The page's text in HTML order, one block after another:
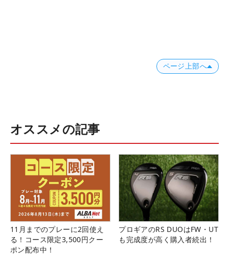
ページ上部へ
オススメの記事
11月までのプレーに2回使え
る！コース限定3,500円クー
ポン配布中！
プロギアのRS DUOはFW・UT
も完成度が高く購入者続出！